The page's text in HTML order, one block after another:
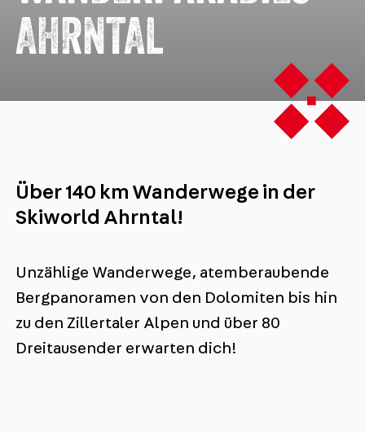
AHRNTAL
Über 140 km Wanderwege in der
Skiworld Ahrntal!
Unzählige Wanderwege, atemberaubende
Bergpanoramen von den Dolomiten bis hin
zu den Zillertaler Alpen und über 80
Dreitausender erwarten dich!